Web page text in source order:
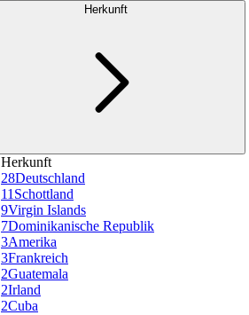
Herkunft
Herkunft
28Deutschland
11 Schottland
9Virgin Islands
7Dominikanische Republik
3Amerika
3Frankreich
2Guatemala
2Irland
2Cuba